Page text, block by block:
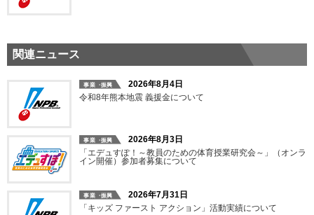
関連ニュース
2026年8月4日
令和8年熊本地震 義援金について
2026年8月3日
「エデュすぽ！～教員のための体育授業研究会～」（オンラ
イン開催）参加者募集について
2026年7月31日
「キッズ ファースト アクション」活動実績について